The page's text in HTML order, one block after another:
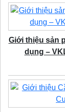
Giới thiệu sản
dụng –